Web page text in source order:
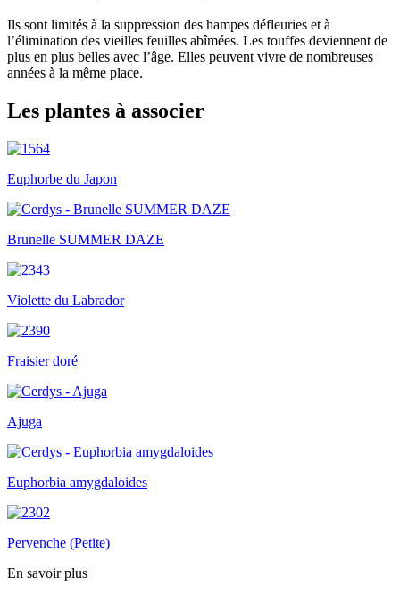
Ils sont limités à la suppression des hampes défleuries et à
l’élimination des vieilles feuilles abîmées. Les touffes deviennent de
plus en plus belles avec l’âge. Elles peuvent vivre de nombreuses
années à la même place.
Les plantes à associer
Euphorbe du Japon
Brunelle SUMMER DAZE
Violette du Labrador
Fraisier doré
Ajuga
Euphorbia amygdaloides
Pervenche (Petite)
En savoir plus